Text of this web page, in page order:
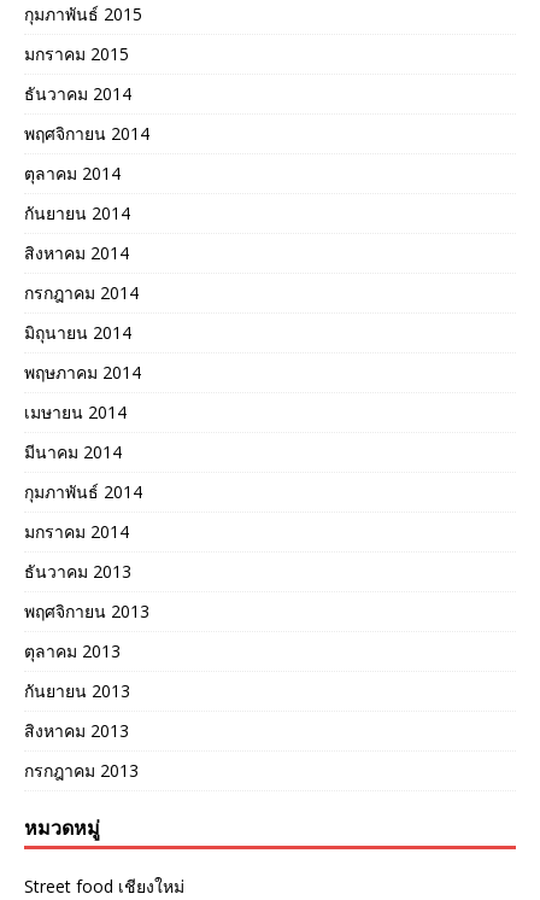
กุมภาพันธ์ 2015
มกราคม 2015
ธันวาคม 2014
พฤศจิกายน 2014
ตุลาคม 2014
กันยายน 2014
สิงหาคม 2014
กรกฎาคม 2014
มิถุนายน 2014
พฤษภาคม 2014
เมษายน 2014
มีนาคม 2014
กุมภาพันธ์ 2014
มกราคม 2014
ธันวาคม 2013
พฤศจิกายน 2013
ตุลาคม 2013
กันยายน 2013
สิงหาคม 2013
กรกฎาคม 2013
หมวดหมู่
Street food เชียงใหม่